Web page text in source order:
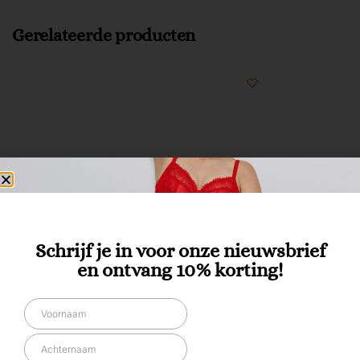
Gerelateerde producten
Schrijf je in voor onze nieuwsbrief
en ontvang 10% korting!